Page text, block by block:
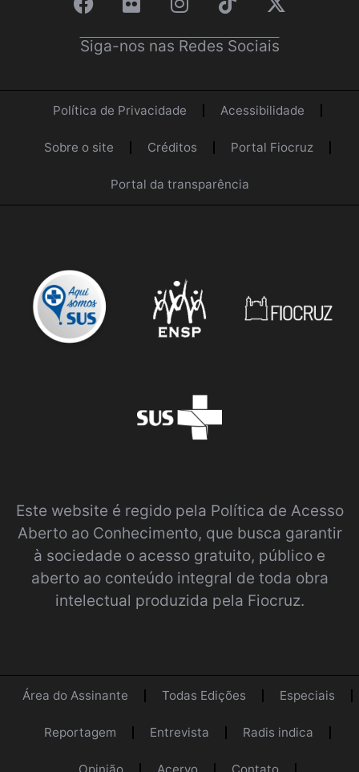
Siga-nos nas Redes Sociais
Política de Privacidade Acessibilidade
Sobre o site Créditos Portal Fiocruz
Portal da transparência
Este website é regido pela Política de Acesso
Aberto ao Conhecimento, que busca garantir
à sociedade o acesso gratuito, público e
aberto ao conteúdo integral de toda obra
intelectual produzida pela Fiocruz.
Área do Assinante Todas Edições Especiais
Reportagem Entrevista Radis indica